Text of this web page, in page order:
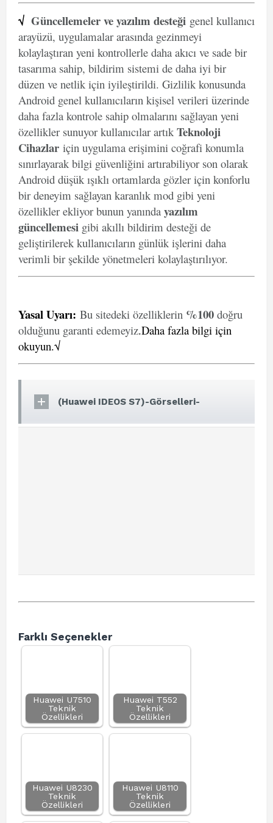
√ Güncellemeler ve yazılım desteği genel kullanıcı
arayüzü, uygulamalar arasında gezinmeyi
kolaylaştıran yeni kontrollerle daha akıcı ve sade bir
tasarıma sahip, bildirim sistemi de daha iyi bir
düzen ve netlik için iyileştirildi. Gizlilik konusunda
Android genel kullanıcıların kişisel verileri üzerinde
daha fazla kontrole sahip olmalarını sağlayan yeni
özellikler sunuyor kullanıcılar artıkTeknoloji
Cihazlar için uygulama erişimini coğrafi konumla
sınırlayarak bilgi güvenliğini artırabiliyor son olarak
Android düşük ışıklı ortamlarda gözler için konforlu
bir deneyim sağlayan karanlık mod gibi yeni
özellikler ekliyor bunun yanında yazılım
güncellemesi gibi akıllı bildirim desteği de
geliştirilerek kullanıcıların günlük işlerini daha
verimli bir şekilde yönetmeleri kolaylaştırılıyor.
Yasal Uyarı: Bu sitedeki özelliklerin %100 doğru
olduğunu garanti edemeyiz.Daha fazla bilgi için
okuyun.√
(Huawei IDEOS S7)-Görselleri-
Farklı Seçenekler
Huawei U7510
Teknik
Özellikleri
Huawei T552
Teknik
Özellikleri
Huawei U8230
Teknik
Özellikleri
Huawei U8110
Teknik
Özellikleri